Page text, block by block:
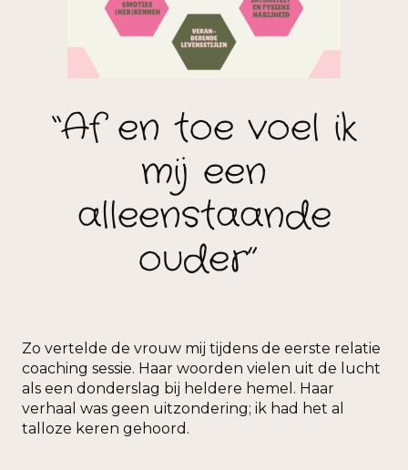
“Af en toe voel ik
mij een
alleenstaande
ouder”
Zo vertelde de vrouw mij tijdens de eerste relatie
coaching sessie. Haar woorden vielen uit de lucht
als een donderslag bij heldere hemel. Haar
verhaal was geen uitzondering; ik had het al
talloze keren gehoord.